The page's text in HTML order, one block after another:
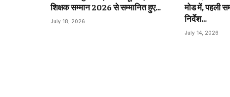
शिक्षक सम्मान 2026 से सम्मानित हुए…
July 18, 2026
मोड में, पहली
निर्देश…
July 14, 2026